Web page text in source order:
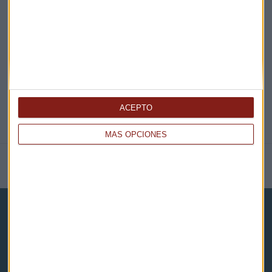
MÁS OPCIONES
ACEPTO